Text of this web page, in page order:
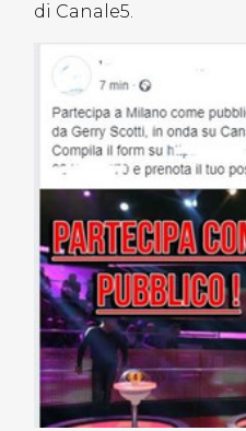
di Canale5.